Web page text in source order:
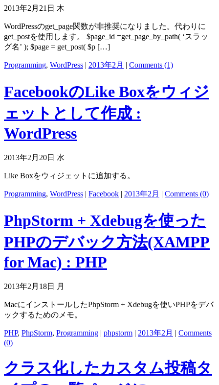
2013年2月21日 木
WordPressのget_page関数が非推奨になりました。代わりに
get_postを使用します。 $page_id =get_page_by_path( ‘スラッ
グ名’ ); $page = get_post( $p […]
Programming, WordPress | 2013年2月 | Comments (1)
FacebookのLike Boxをウィジ
ェットとして作成 :
WordPress
2013年2月20日 水
Like Boxをウィジェットに追加する。
Programming, WordPress | Facebook | 2013年2月 | Comments (0)
PhpStorm + Xdebugを使った
PHPのデバック方法(XAMPP
for Mac) : PHP
2013年2月18日 月
MacにインストールしたPhpStorm + Xdebugを使いPHPをデバ
ックするためのメモ。
PHP, PhpStorm, Programming | phpstorm | 2013年2月 | Comments
(0)
クラス化したカスタム投稿タ